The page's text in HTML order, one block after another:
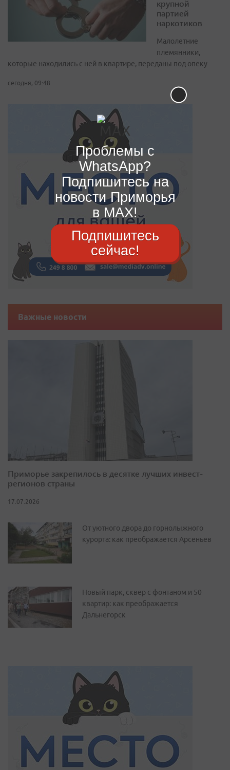
крупной
партией
наркотиков
Малолетние
племянники,
которые находились с ней в квартире, переданы под опеку
сегодня, 09:48
Важные новости
Приморье закрепилось в десятке лучших инвест-
регионов страны
17.07.2026
От уютного двора до горнолыжного
курорта: как преображается Арсеньев
Новый парк, сквер с фонтаном и 50
квартир: как преображается
Дальнегорск
Проблемы с
WhatsApp?
Подпишитесь на
новости Приморья
в MAX!
Подпишитесь
сейчас!